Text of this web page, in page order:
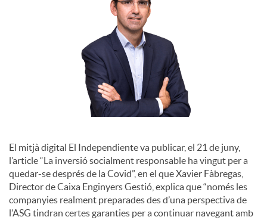
l
s
El mitjà digital El Independiente va publicar, el 21 de juny,
l’article “La inversió socialment responsable ha vingut per a
quedar-se després de la Covid”, en el que Xavier Fàbregas,
Director de Caixa Enginyers Gestió, explica que “només les
companyies realment preparades des d’una perspectiva de
l’ASG tindran certes garanties per a continuar navegant amb